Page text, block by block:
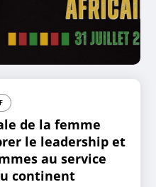
de la femme
le leadership et
au service
continent